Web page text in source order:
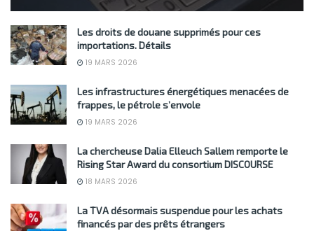
Les droits de douane supprimés pour ces
importations. Détails
19 MARS 2026
Les infrastructures énergétiques menacées de
frappes, le pétrole s’envole
19 MARS 2026
La chercheuse Dalia Elleuch Sallem remporte le
Rising Star Award du consortium DISCOURSE
18 MARS 2026
La TVA désormais suspendue pour les achats
financés par des prêts étrangers